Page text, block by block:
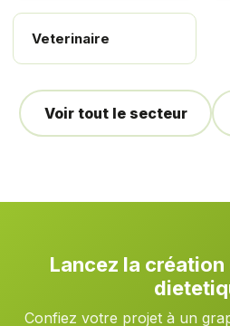
Veterinaire
Voir tout le secteur
Lancez la
Confiez votre projet à un